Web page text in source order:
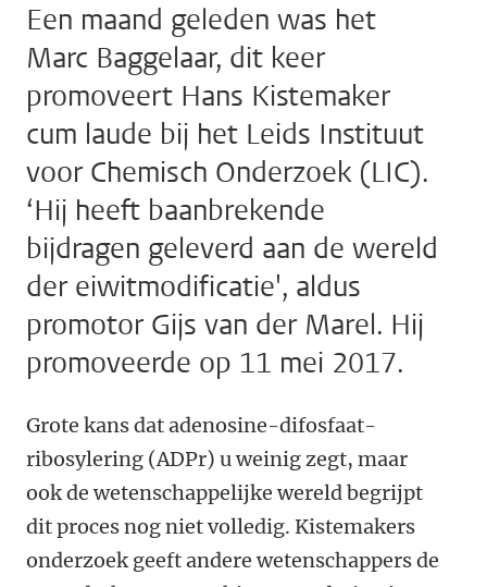
Een maand geleden was het
Marc Baggelaar, dit keer
promoveert Hans Kistemaker
cum laude bij het Leids Instituut
voor Chemisch Onderzoek (LIC).
‘Hij heeft baanbrekende
bijdragen geleverd aan de wereld
der eiwitmodificatie', aldus
promotor Gijs van der Marel. Hij
promoveerde op 11 mei 2017.
Grote kans dat adenosine-difosfaat-
ribosylering (ADPr) u weinig zegt, maar
ook de wetenschappelijke wereld begrijpt
dit proces nog niet volledig. Kistemakers
onderzoek geeft andere wetenschappers de